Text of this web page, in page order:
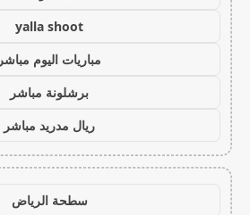
yalla shoot
مباريات اليوم مباشر
برشلونة مباشر
ريال مدريد مباشر
سطحة الرياض